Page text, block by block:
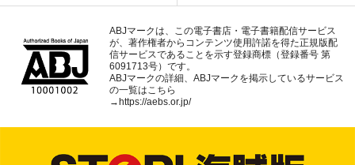
ABJマークは、この電子書店・電子書籍配信サービス
が、著作権者からコンテンツ使用許諾を得た正規版配
信サービスであることを示す登録商標（登録番号 第
6091713号）です。
ABJマークの詳細、ABJマークを掲示しているサービス
の一覧はこちら
→https://aebs.or.jp/